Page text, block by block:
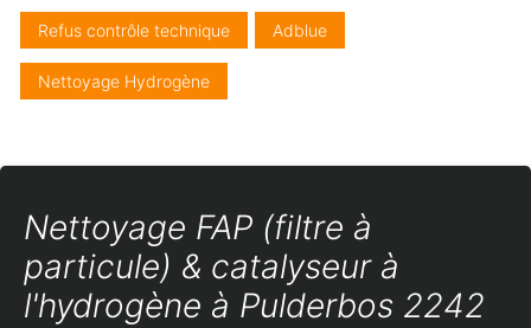
Refus contrôle technique Adblue
Nettoyage Hydrogène
Nettoyage FAP (filtre à
particule) & catalyseur à
l'hydrogène à Pulderbos 2242